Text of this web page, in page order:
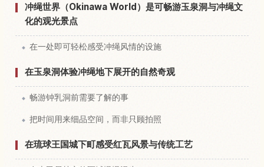
冲绳世界（Okinawa World）是可畅游玉泉洞与冲绳文
化的观光景点
在一处即可轻松感受冲绳风情的设施
在玉泉洞体验冲绳地下展开的自然奇观
畅游钟乳洞前需要了解的事
把时间用来细品空间，而非只顾拍照
在琉球王国城下町感受红瓦风景与传统工艺